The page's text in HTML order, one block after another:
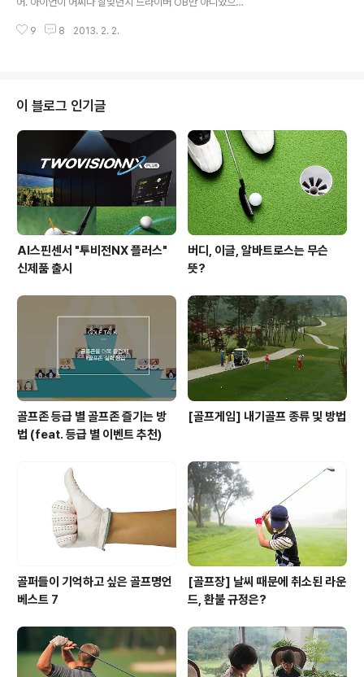
을 반복하는 방법이 있어요. 이렇게 연습을 하면 척추의 각
연습해야지"라며 박 사장은 전의를 불태웠다. 라운딩을 다
탑핑, 아이언을 부러뜨리려다 겨우 참았다네." 많은 골퍼들
이 묻는다. 아주 심각하게. "아이언은 찍어 쳐야 하나요? 드
라이버는 올려 치는 거죠? 그리고 우드는 쓸어 치는 거 맞
죠?"라고. 질문을 받고 생각한다. '그럼 열 가지가 넘는 스
윙을 해야 하나?' 먼저 정답을 말하자면 '스윙은 하나'다. 클
럽의 길이와 ..
9 8 2013. 2. 2.
이 블로그 인기글
AI스핀센서 "투비전NX 플러스"
신제품 출시
버디, 이글, 알바트로스는 무슨
뜻?
골프존 등급 별 골프존 즐기는 방
법 (feat. 등급 별 이벤트 추천)
[골프게임] 내기골프 종류 및 방법
골퍼들이 기억하고 싶은 골프명언
베스트 7
[골프장] 날씨 때문에 취소된 라운
드, 환불 규정은?